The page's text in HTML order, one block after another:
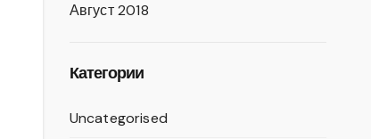
Август 2018
Категории
Uncategorised